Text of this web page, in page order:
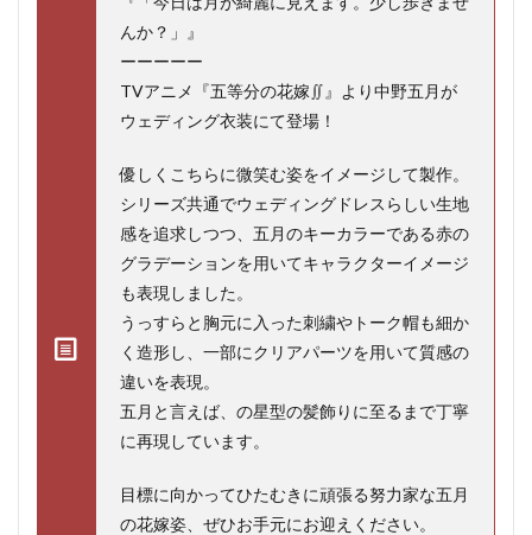
んか？」』
ーーーーー
TVアニメ『五等分の花嫁∬』より中野五月が
ウェディング衣装にて登場！
優しくこちらに微笑む姿をイメージして製作。
シリーズ共通でウェディングドレスらしい生地
感を追求しつつ、五月のキーカラーである赤の
グラデーションを用いてキャラクターイメージ
も表現しました。
うっすらと胸元に入った刺繍やトーク帽も細か
く造形し、一部にクリアパーツを用いて質感の
違いを表現。
五月と言えば、の星型の髪飾りに至るまで丁寧
に再現しています。
目標に向かってひたむきに頑張る努力家な五月
の花嫁姿、ぜひお手元にお迎えください。